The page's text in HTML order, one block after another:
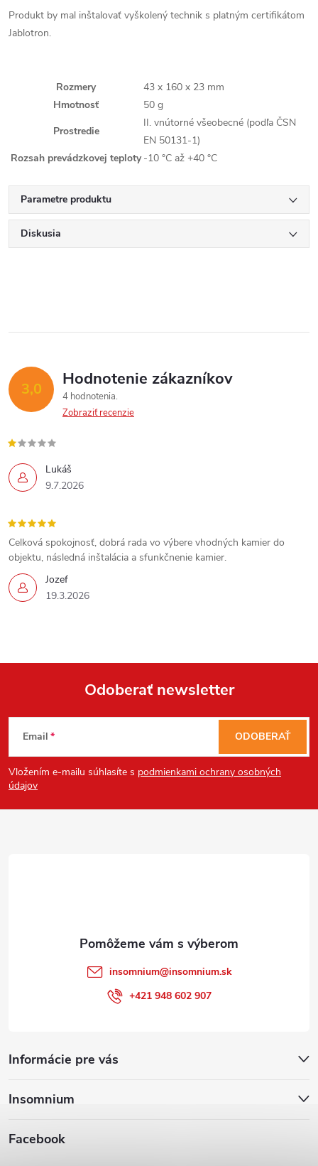
Produkt by mal inštalovať vyškolený technik s platným certifikátom
Jablotron.
Rozmery
43 x 160 x 23 mm
Hmotnosť
50 g
Prostredie
II. vnútorné všeobecné (podľa ČSN
EN 50131-1)
Rozsah prevádzkovej teploty -10 °C až +40 °C
Parametre produktu
Diskusia
3,0 Hodnotenie zákazníkov
4 hodnotenia
Zobraziť recenzie
Lukáš
9.7.2026
Jozef
19.3.2026
Celková spokojnosť, dobrá rada vo výbere vhodných kamier do
objektu, následná inštalácia a sfunkčnenie kamier.
Z
á
p
Odoberať newsletter
Email
Vložením e-mailu súhlasíte s podmienkami ochrany osobných
údajov
ODOBERAŤ
Informácie pre vás
Insomnium
Facebook
insomnium@insomnium.sk
+421 948 602 907